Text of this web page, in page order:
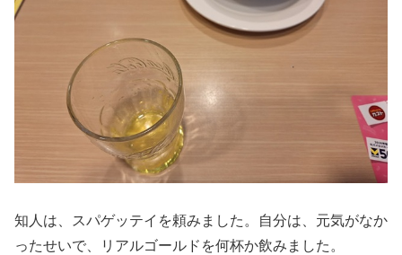
知人は、スパゲッテイを頼みました。自分は、元気がなか
ったせいで、リアルゴールドを何杯か飲みました。